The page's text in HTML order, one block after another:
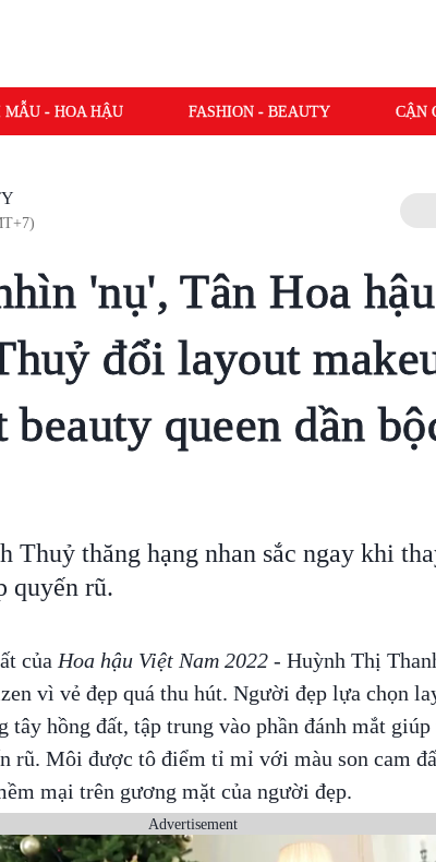
MẪU - HOA HẬU FASHION - BEAUTY CẬN
'nụ', Tân Hoa hậu
đổi layout
beauty queen dần
Thuỷ thăng hạng nhan sắc ngay khi
quyến rũ.
của Hoa hậu Việt Nam 2022- Huỳnh Thị
vì vẻ đẹp quá thu hút. Người đẹp lựa chọn
tây hồng đất, tập trung vào phần đánh mắt giúp
rũ. Môi được tô điểm tỉ mỉ với màu son cam
mại trên gương mặt của người đẹp.
Advertisement